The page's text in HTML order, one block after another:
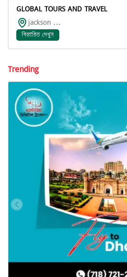
GLOBAL TOURS AND TRAVEL
jackson ...
বিস্তারিত দেখুন
Trending